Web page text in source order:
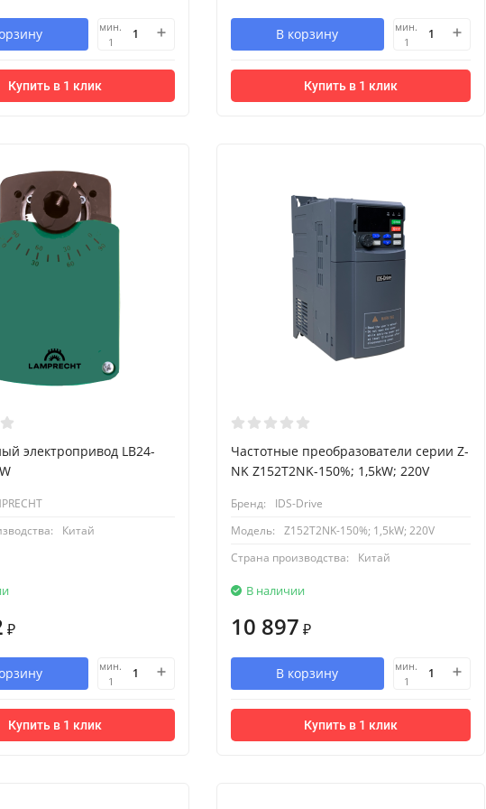
мин.
1
Купить в 1 клик
В корзину
мин.
1
Купить в 1 клик
электропривод LB24-
Китай
₽
мин.
1
Купить в 1 клик
Частотные преобразователи серии Z-
NK Z152T2NK-150%; 1,5kW; 220V
Бренд:
IDS-Drive
Модель:
Z152T2NK-150%; 1,5kW; 220V
Страна производства:
Китай
В наличии
10 897 ₽
В корзину
мин.
1
Купить в 1 клик